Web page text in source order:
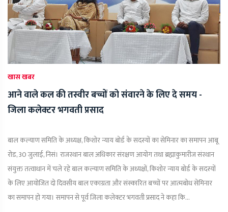
खास खबर
आने वाले कल की तस्वीर बच्चों को संवारने के लिए दे समय -
जिला कलेक्टर भगवती प्रसाद
बाल कल्याण समिति के अध्यक्ष, किशोर न्याय बोर्ड के सदस्यों का सेमिनार का समापन आबू
रोड, 30 जुलाई, निसं। राजस्थान बाल अधिकार संरक्षण आयोग तथा ब्रह्माकुमारीज संस्थान
संयुक्त तत्वाधान में चले रहे बाल कल्याण समिति के अध्यक्षों, किशोर न्याय बोर्ड के सदस्यों
के लिए आयोजित दो दिवसीय बाल एकाग्रता और संस्कारित बच्चों पर आत्मबोध सेमिनार
का समापन हो गया। समापन से पूर्व जिला कलेक्टर भगवती प्रसाद ने कहा कि...